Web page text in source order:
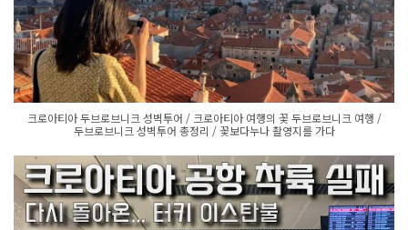
크로아티아 두브로브니크 성벽투어 / 크로아티아 여행의 꽃 두브로브니크 여행 /
두브로브니크 성벽투어 총정리 / 꽃보다누나 촬영지를 가다